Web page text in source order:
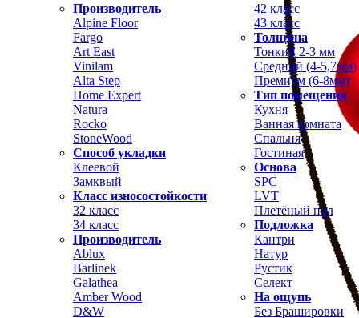
Производитель
Alpine Floor
Fargo
Art East
Vinilam
Alta Step
Home Expert
Natura
Rocko
StoneWood
Способ укладки
Клеевой
Замквый
Класс износостойкости
32 класс
34 класс
42 класс
43 класс
Толщина
Тонкий 2-3 мм
Средний (4-5,7мм)
Премиум (6-8мм)
Тип помещения
Кухня
Ванная комната
Спальня
Гостиная
Основа
SPC
LVT
Плетёный пол
Подложка
Производитель
Ablux
Barlinek
Galathea
Amber Wood
D&W
Кантри
Натур
Рустик
Селект
На ощупь
Без Брашировки